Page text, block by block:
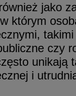
jako
którym
czy
unikają
i